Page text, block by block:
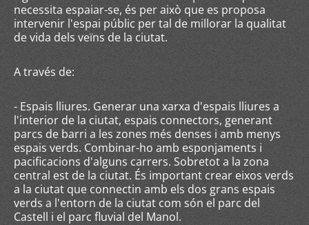
necessita espaiar-se, és per això que es proposa
intervenir l'espai públic per tal de millorar la qualitat
de vida dels veïns de la ciutat.
A través de:
- Espais lliures. Generar una xarxa d'espais lliures a
l'interior de la ciutat, espais connectors, generant
parcs de barri a les zones més denses i amb menys
espais verds. Combinar-ho amb esponjaments i
pacificacions d'alguns carrers. Sobretot a la zona
central est de la ciutat. És important crear eixos verds
a la ciutat que connectin amb els dos grans espais
verds a l'entorn de la ciutat com són el parc del
Castell i el parc fluvial del Manol.